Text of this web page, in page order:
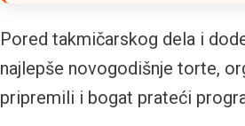
Pored takmičarskog dela i
najlepše novogodišnje torte,
pripremili i bogat prateći